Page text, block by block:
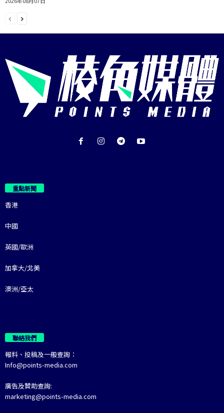
重點新聞
香港
中國
英國/歐洲
加拿大/北美
澳洲/亞太
聯絡我們
報料、投稿及一般查詢：
Info@points-media.com
廣告及贊助查詢:
marketing@points-media.com